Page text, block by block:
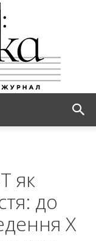
як
до
Х